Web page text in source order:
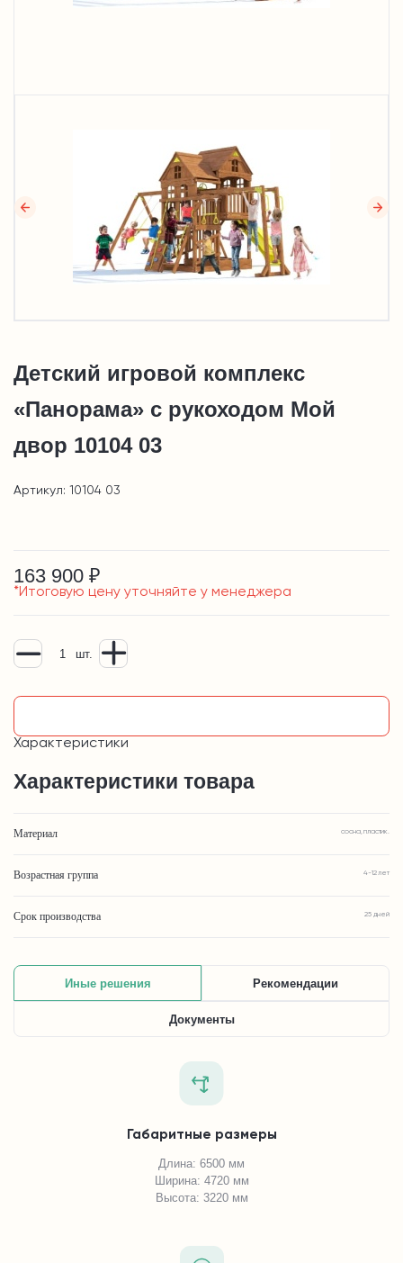
Детский игровой комплекс
«Панорама» с рукоходом Мой
двор 10104 03
Артикул: 10104 03
163 900 ₽
*Итоговую цену уточняйте у менеджера
шт.
Характеристики
Характеристики товара
Материал сосна, пластик.
Возрастная группа 4-12 лет
Срок производства 25 дней
Иные решения Рекомендации
Документы
Габаритные размеры
Длина: 6500 мм
Ширина: 4720 мм
Высота: 3220 мм